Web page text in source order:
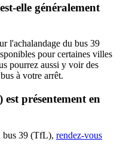
elle généralement
l'achalandage du bus 39
pour certaines villes
pourrez aussi y voir des
à votre arrêt.
présentement en
bus 39 (TfL), rendez-vous